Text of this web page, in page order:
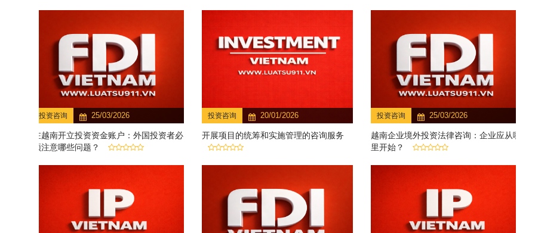
投资咨询 25/03/2026
在越南开立投资资金账户：外国投资者必
须注意哪些问题？
投资咨询 20/01/2026
开展项目的统筹和实施管理的咨询服务
投资咨询 25/03/2026
越南企业境外投资法律咨询：企业应从哪
里开始？